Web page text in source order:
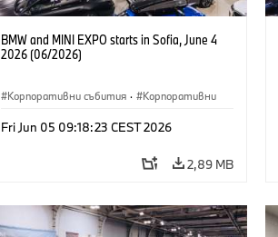
BMW and MINI EXPO starts in Sofia, June 4
2026 (06/2026)
Корпоративни събития · Корпоративни
Fri Jun 05 09:18:23 CEST 2026
2,89 MB